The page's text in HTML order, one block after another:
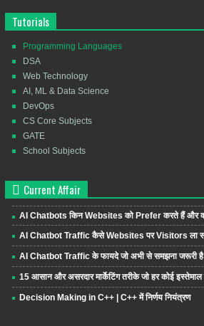
Tutorials
Programming Languages
DSA
Web Technology
AI, ML & Data Science
DevOps
CS Core Subjects
GATE
School Subjects
Current Affair
AI Chatbots किन Websites को Prefer करते हैं और
AI Chatbot Traffic कैसे Websites पर Visitors ला
AI Chatbot Traffic के फायदे जो अभी से समझना जरूरी है
15 आसान और असरदार मार्केटिंग तरीके जो हर कोई
Decision Making in C++ | C++ में निर्णय नियंत्रण